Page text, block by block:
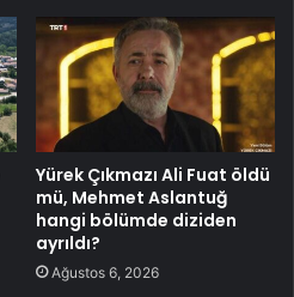
Yürek Çıkmazı Ali Fuat öldü
mü, Mehmet Aslantuğ
hangi bölümde diziden
ayrıldı?
Ağustos 6, 2026